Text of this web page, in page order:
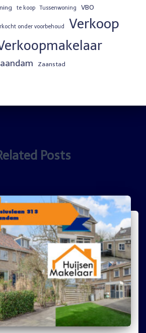
te koop Tussenwoning VBO
onder voorbehoud Verkoop
Zaanstad
Posts